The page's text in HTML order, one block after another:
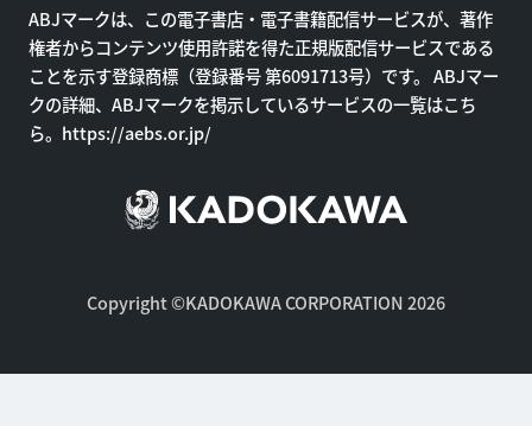
ABJマークは、この電子書店・電子書籍配信サービスが、著作
権者からコンテンツ使用許諾を得た正規版配信サービスである
ことを示す登録商標（登録番号 第6091713号）です。 ABJマー
クの詳細、ABJマークを掲示しているサービスの一覧はこち
ら。 https://aebs.or.jp/
Copyright ©KADOKAWA CORPORATION 2026